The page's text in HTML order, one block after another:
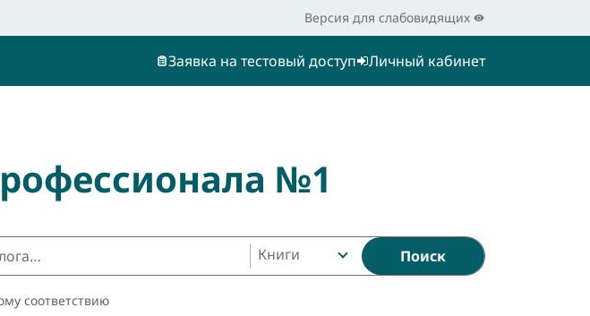
Версия для слабовидящих
Заявка на тестовый доступ Личный кабинет
№1
Книги Поиск
соответствию